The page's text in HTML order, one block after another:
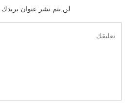
لن يتم نشر عنوان بريدك